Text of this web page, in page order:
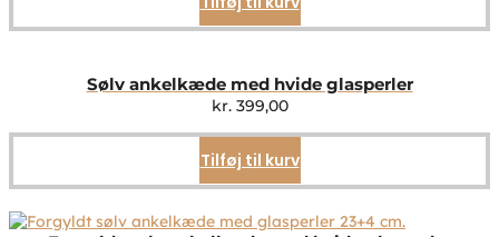
Sølv ankelkæde med hvide glasperler
kr.399,00
Tilføj til kurv